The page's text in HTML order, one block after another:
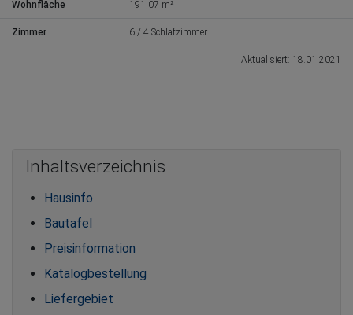
Wohnfläche 191,07 m²
Zimmer 6 / 4 Schlafzimmer
Aktualisiert: 18.01.2021
Inhaltsverzeichnis
Hausinfo
Bautafel
Preisinformation
Katalogbestellung
Liefergebiet